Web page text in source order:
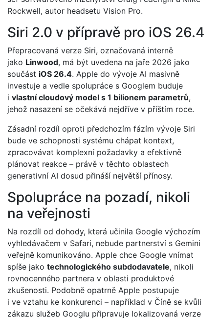
Rockwell, autor headsetu Vision Pro.
Siri 2.0 v přípravě pro iOS 26.4
Přepracovaná verze Siri, označovaná interně
jako Linwood, má být uvedena na jaře 2026 jako
součást iOS 26.4. Apple do vývoje AI masivně
investuje a vedle spolupráce s Googlem buduje
i vlastní cloudový model s 1 bilionem parametrů,
jehož nasazení se očekává nejdříve v příštím roce.
Zásadní rozdíl oproti předchozím fázím vývoje Siri
bude ve schopnosti systému chápat kontext,
zpracovávat komplexní požadavky a efektivně
plánovat reakce – právě v těchto oblastech
generativní AI dosud přináší největší přínosy.
Spolupráce na pozadí, nikoli
na veřejnosti
Na rozdíl od dohody, která učinila Google výchozím
vyhledávačem v Safari, nebude partnerství s Gemini
veřejně komunikováno. Apple chce Google vnímat
spíše jako technologického subdodavatele, nikoli
rovnocenného partnera v oblasti produktové
zkušenosti. Podobně opatrně Apple postupuje
i ve vztahu ke konkurenci – například v Číně se kvůli
zákazu služeb Googlu připravuje lokalizovaná verze